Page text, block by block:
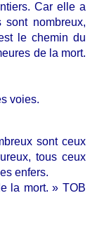
Car elle a
nombreux,
le chemin du
de la mort.
voies.
sont ceux
tous ceux
enfers.
la mort. » TOB